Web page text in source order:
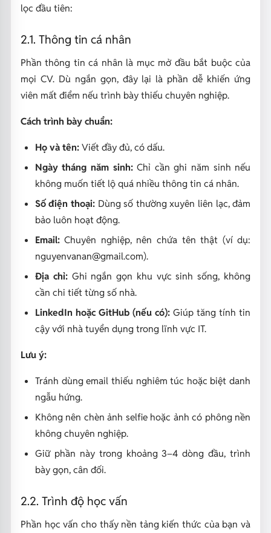
lọc đầu tiên:
2.1. Thông tin cá nhân
Phần thông tin cá nhân là mục mở đầu bắt buộc của
mọi CV. Dù ngắn gọn, đây lại là phần dễ khiến ứng
viên mất điểm nếu trình bày thiếu chuyên nghiệp.
Cách trình bày chuẩn:
Họ và tên:Viết đầy đủ, có dấu.
Ngày tháng năm sinh:Chỉ cần ghi năm sinh nếu
không muốn tiết lộ quá nhiều thông tin cá nhân.
Số điện thoại: Dùng số thường xuyên liên lạc, đảm
bảo luôn hoạt động.
Email:Chuyên nghiệp, nên chứa tên thật (ví dụ:
nguyenvanan@gmail.com).
Địa chỉ:Ghi ngắn gọn khu vực sinh sống, không
cần chi tiết từng số nhà.
LinkedIn hoặc GitHub (nếu có): Giúp tăng tính tin
cậy với nhà tuyển dụng trong lĩnh vực IT.
Lưu ý:
Tránh dùng email thiếu nghiêm túc hoặc biệt danh
ngẫu hứng.
Không nên chèn ảnh selfie hoặc ảnh có phông nền
không chuyên nghiệp.
Giữ phần này trong khoảng 3–4 dòng đầu, trình
bày gọn, cân đối.
2.2. Trình độ học vấn
Phần học vấn cho thấy nền tảng kiến thức của bạn và